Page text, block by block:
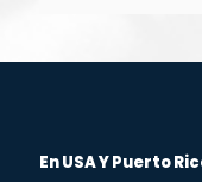
En USA Y Puerto